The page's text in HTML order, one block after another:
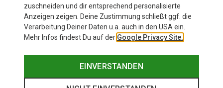
zuschneiden und dir entsprechend personalisierte
Anzeigen zeigen. Deine Zustimmung schließt ggf. die
Verarbeitung Deiner Daten u.a. auch in den USA ein.
Mehr Infos findest Du auf der Google Privacy Site.
EINVERSTANDEN